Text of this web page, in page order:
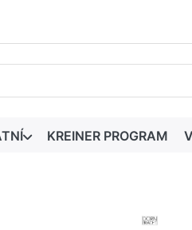
se zobrazí automaticky při
KREINER PROGRAM